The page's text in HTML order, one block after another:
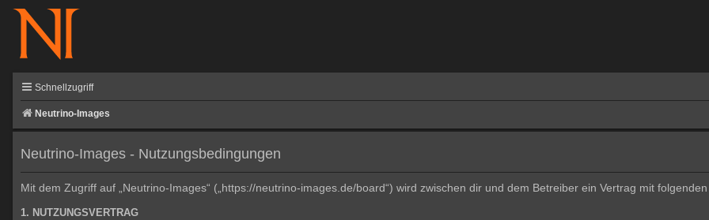
Schnellzugriff
Neutrino-Images
Neutrino-Images - Nutzungsbedingungen
Mit dem Zugriff auf „Neutrino-Images“ („https://neutrino-images.de/board“) wird zwischen dir und dem Betreiber ein Vertrag mit
1. NUTZUNGSVERTRAG